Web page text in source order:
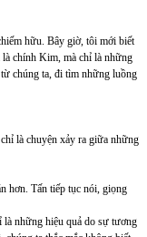
hữu. Bây giờ, tôi mới biết
là chính Kim, mà chỉ là những
chúng ta, đi tìm những luồng
là chuyện xảy ra giữa những
hơn. Tấn tiếp tục nói, giọng
là những hiệu quả do sự tương